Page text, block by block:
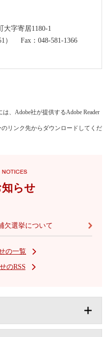
大字寄居1180-1
）
Fax：048-581-1366
、Adobe社が提供するAdobe Reader
のリンク先からダウンロードしてくだ
らせ
欠選挙について
の一覧
のRSS